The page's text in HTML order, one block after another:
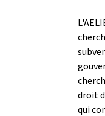
droit
qui